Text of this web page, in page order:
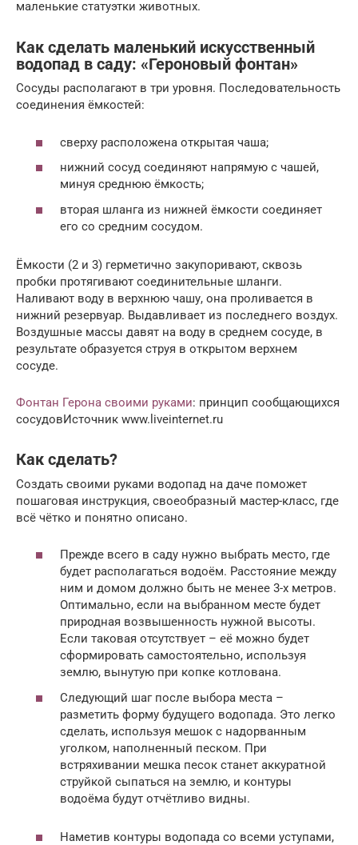
маленькие статуэтки животных.
Как сделать маленький искусственный
водопад в саду: «Героновый фонтан»
Сосуды располагают в три уровня. Последовательность
соединения ёмкостей:
сверху расположена открытая чаша;
нижний сосуд соединяют напрямую с чашей,
минуя среднюю ёмкость;
вторая шланга из нижней ёмкости соединяет
его со средним сосудом.
Ёмкости (2 и 3) герметично закупоривают, сквозь
пробки протягивают соединительные шланги.
Наливают воду в верхнюю чашу, она проливается в
нижний резервуар. Выдавливает из последнего воздух.
Воздушные массы давят на воду в среднем сосуде, в
результате образуется струя в открытом верхнем
сосуде.
Фонтан Герона своими руками: принцип сообщающихся
сосудовИсточник www.liveinternet.ru
Как сделать?
Создать своими руками водопад на даче поможет
пошаговая инструкция, своеобразный мастер-класс, где
всё чётко и понятно описано.
Прежде всего в саду нужно выбрать место, где
будет располагаться водоём. Расстояние между
ним и домом должно быть не менее 3-х метров.
Оптимально, если на выбранном месте будет
природная возвышенность нужной высоты.
Если таковая отсутствует – её можно будет
сформировать самостоятельно, используя
землю, вынутую при копке котлована.
Следующий шаг после выбора места –
разметить форму будущего водопада. Это легко
сделать, используя мешок с надорванным
уголком, наполненный песком. При
встряхивании мешка песок станет аккуратной
струйкой сыпаться на землю, и контуры
водоёма будут отчётливо видны.
Наметив контуры водопада со всеми уступами,